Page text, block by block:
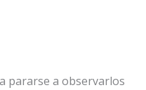
pararse a observarlos